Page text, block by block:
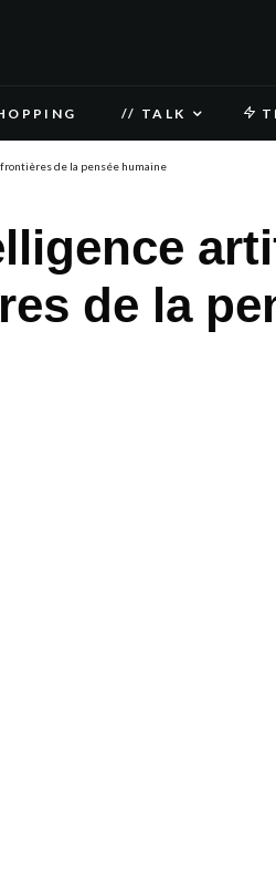
// TALK
de la pensée humaine
de la